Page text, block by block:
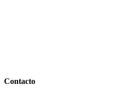
Contacto